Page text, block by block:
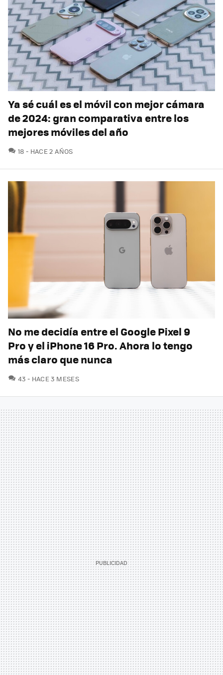
Ya sé cuál es el móvil con mejor cámara
de 2024: gran comparativa entre los
mejores móviles del año
18 COMENTARIOS
HACE 2 AÑOS
No me decidía entre el Google Pixel 9
Pro y el iPhone 16 Pro. Ahora lo tengo
más claro que nunca
43 COMENTARIOS
HACE 3 MESES